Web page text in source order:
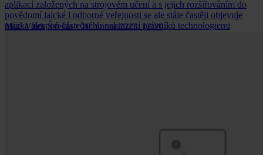
aplikací založených na strojovém učení a s jejich rozšiřováním do
povědomí laické i odborné veřejnosti se ale stále častěji objevuje
otázka alespoň částečného nahrazení právníků technologiemi
Mgr. Vítek Švejda • 10. února 2023, 12:20